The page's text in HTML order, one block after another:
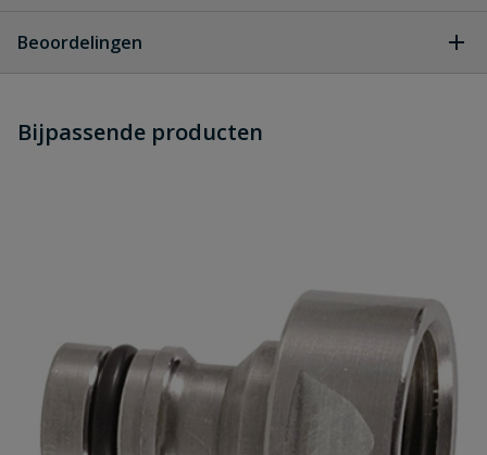
dit product?
Beoordelingen
Schrijf zelf een beoordeling
Bijpassende producten